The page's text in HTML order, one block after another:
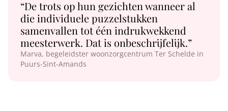
“De trots op hun gezichten wanneer al
die individuele puzzelstukken
samenvallen tot één indrukwekkend
meesterwerk. Dat is onbeschrijfelijk.”
Marva, begeleidster woonzorgcentrum Ter Schelde in
Puurs-Sint-Amands